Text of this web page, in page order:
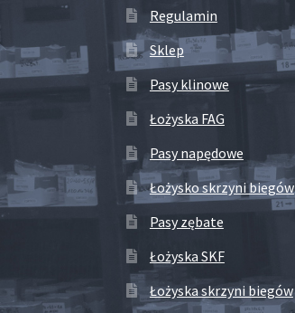
Regulamin
Sklep
Pasy klinowe
Łożyska FAG
Pasy napędowe
Łożysko skrzyni biegów
Pasy zębate
Łożyska SKF
Łożyska skrzyni biegów